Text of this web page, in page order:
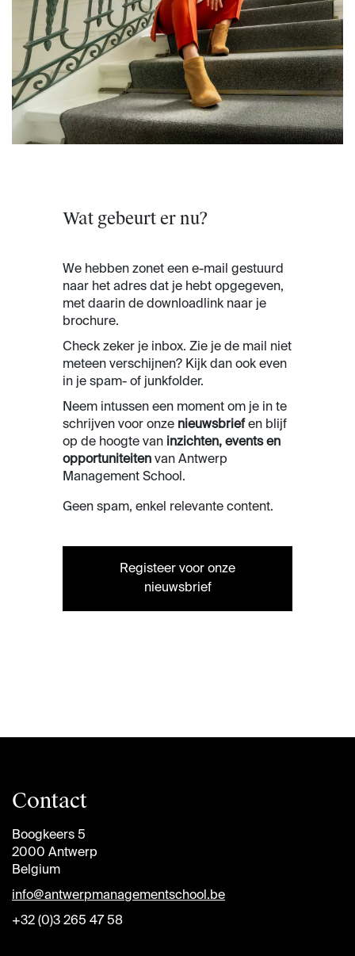
Wat gebeurt er nu?
We hebben zonet een e-mail gestuurd
naar het adres dat je hebt opgegeven,
met daarin de downloadlink naar je
brochure.
Check zeker je inbox. Zie je de mail niet
meteen verschijnen? Kijk dan ook even
in je spam- of junkfolder.
Neem intussen een moment om je in te
schrijven voor onze nieuwsbriefen blijf
op de hoogte van inzichten, events en
opportuniteiten van Antwerp
Management School.
Geen spam, enkel relevante content.
Registeer voor onze
nieuwsbrief
Contact
Boogkeers 5
2000 Antwerp
Belgium
info@antwerpmanagementschool.be
+32 (0)3 265 47 58